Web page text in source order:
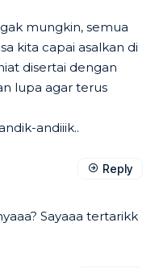
mungkin, semua
kita capai asalkan di
disertai dengan
lupa agar terus
andiiik..
Sayaaa tertarikk
Reply